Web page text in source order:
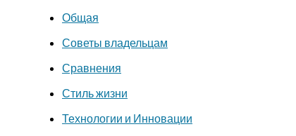
Общая
Советы владельцам
Сравнения
Стиль жизни
Технологии и Инновации